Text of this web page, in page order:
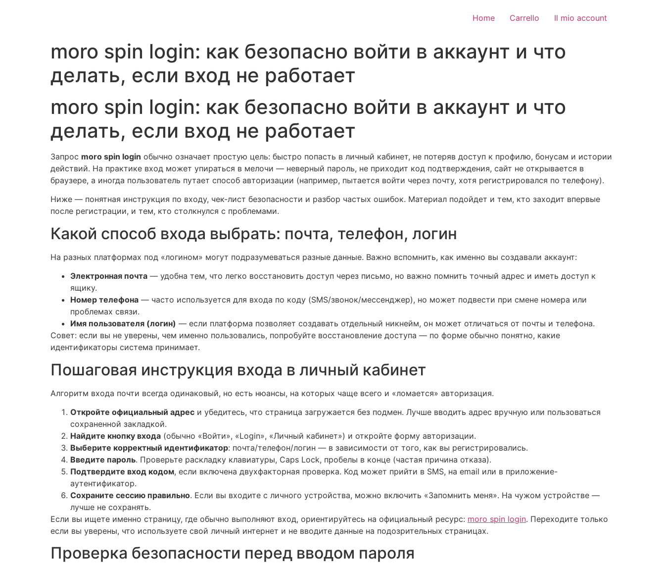
Home Carrello Il mio account
moro spin login: как безопасно войти в аккаунт и что
делать, если вход не работает
moro spin login: как безопасно войти в аккаунт и что
делать, если вход не работает
Запрос moro spin login обычно означает простую цель: быстро попасть в личный кабинет, не потеряв доступ к профилю, бонусам и истории
действий. На практике вход может упираться в мелочи — неверный пароль, не приходит код подтверждения, сайт не открывается в
браузере, а иногда пользователь путает способ авторизации (например, пытается войти через почту, хотя регистрировался по телефону).
Ниже — понятная инструкция по входу, чек-лист безопасности и разбор частых ошибок. Материал подойдет и тем, кто заходит впервые
после регистрации, и тем, кто столкнулся с проблемами.
Какой способ входа выбрать: почта, телефон, логин
На разных платформах под «логином» могут подразумеваться разные данные. Важно вспомнить, как именно вы создавали аккаунт:
Электронная почта — удобна тем, что легко восстановить доступ через письмо, но важно помнить точный адрес и иметь доступ к
ящику.
Номер телефона — часто используется для входа по коду (SMS/звонок/мессенджер), но может подвести при смене номера или
проблемах связи.
Имя пользователя (логин) — если платформа позволяет создавать отдельный никнейм, он может отличаться от почты и телефона.
Совет: если вы не уверены, чем именно пользовались, попробуйте восстановление доступа — по форме обычно понятно, какие
идентификаторы система принимает.
Пошаговая инструкция входа в личный кабинет
Алгоритм входа почти всегда одинаковый, но есть нюансы, на которых чаще всего и «ломается» авторизация.
Откройте официальный адрес и убедитесь, что страница загружается без подмен. Лучше вводить адрес вручную или пользоваться
сохраненной закладкой.
Найдите кнопку входа (обычно «Войти», «Login», «Личный кабинет») и откройте форму авторизации.
Выберите корректный идентификатор: почта/телефон/логин — в зависимости от того, как вы регистрировались.
Введите пароль. Проверьте раскладку клавиатуры, Caps Lock, пробелы в конце (частая причина отказа).
Подтвердите вход кодом, если включена двухфакторная проверка. Код может прийти в SMS, на email или в приложение-
аутентификатор.
Сохраните сессию правильно. Если вы входите с личного устройства, можно включить «Запомнить меня». На чужом устройстве —
лучше не сохранять.
Если вы ищете именно страницу, где обычно выполняют вход, ориентируйтесь на официальный ресурс: moro spin login. Переходите только
если вы уверены, что используете свой личный интернет и не вводите данные на подозрительных страницах.
Проверка безопасности перед вводом пароля